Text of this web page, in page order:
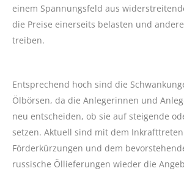
einem Spannungsfeld aus
die Preise einerseits belasten und
treiben.
Entsprechend hoch sind die
Ölbörsen, da die Anlegerinnen und
neu entscheiden, ob sie auf steigende
setzen. Aktuell sind mit dem Inkrafttreten
Förderkürzungen und dem
russische Öllieferungen wieder die